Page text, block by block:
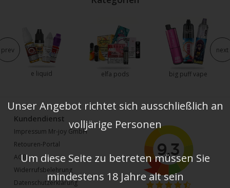
e liquid elfa pods big puff vape
prev next
Kundendienst
Impressum Mr-joy GmbH
Retouren-Portal
AGB
Widerrufsbelehrung
Datenschutzerklärung
Unser Angebot richtet sich ausschließlich an
volljärige Personen
Um diese Seite zu betreten müssen Sie
mindestens 18 Jahre alt sein